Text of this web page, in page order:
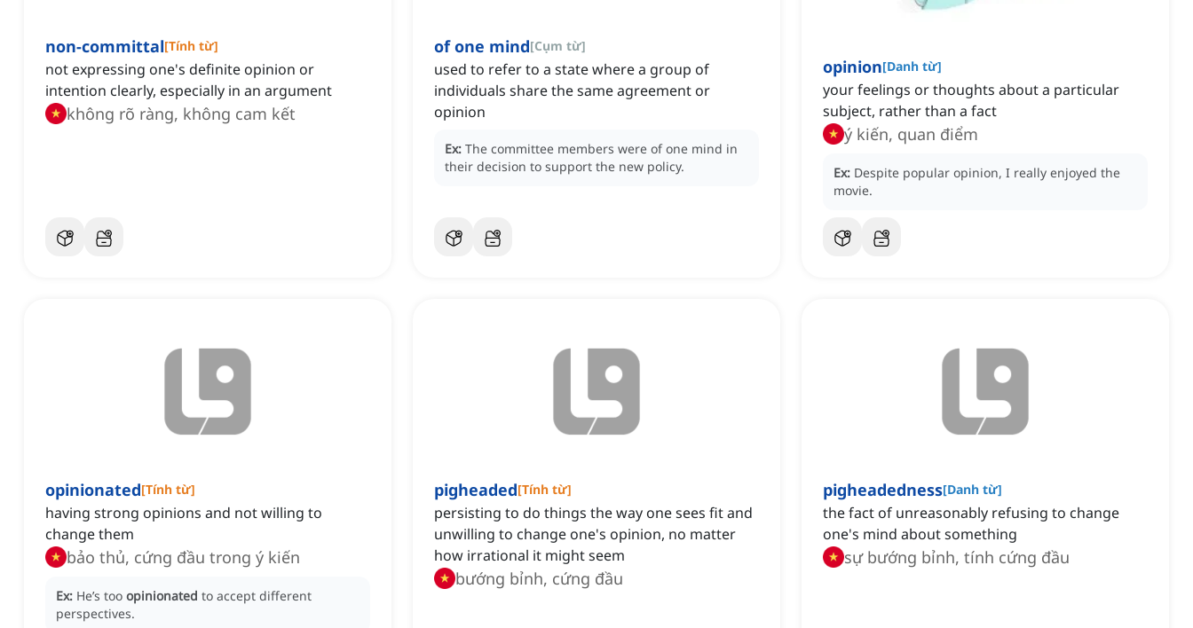
non-committal[Tính từ]
not expressing one's definite opinion or
intention clearly, especially in an argument
không rõ ràng, không cam kết
of one mind[Cụm từ]
used to refer to a state where a group of
individuals share the same agreement or
opinion
Ex: The committee members were of one mind in
their decision to support the new policy.
opinion[Danh từ]
your feelings or thoughts about a particular
subject, rather than a fact
ý kiến, quan điểm
Ex: Despite popular opinion, I really enjoyed the
movie.
opinionated[Tính từ]
having strong opinions and not willing to
change them
bảo thủ, cứng đầu trong ý kiến
Ex: He’s too opinionated to accept different
perspectives.
pigheaded[Tính từ]
persisting to do things the way one sees fit and
unwilling to change one's opinion, no matter
how irrational it might seem
bướng bỉnh, cứng đầu
pigheadedness[Danh từ]
the fact of unreasonably refusing to change
one's mind about something
sự bướng bỉnh, tính cứng đầu